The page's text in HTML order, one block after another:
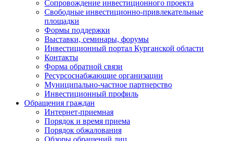
Сопровождение инвестиционного проекта
Свободные инвестиционно-привлекательные
площадки
Формы поддержки
Выставки, семинары, форумы
Инвестиционный портал Курганской области
Контакты
Форма обратной связи
Ресурсоснабжающие организации
Муниципально-частное партнерство
Инвестиционный профиль
Обращения граждан
Интернет-приемная
Порядок и время приема
Порядок обжалования
Обзоры обращений лиц